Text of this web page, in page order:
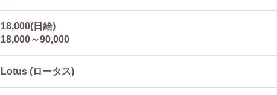
18,000(日給)
18,000～90,000
Lotus (ロータス)